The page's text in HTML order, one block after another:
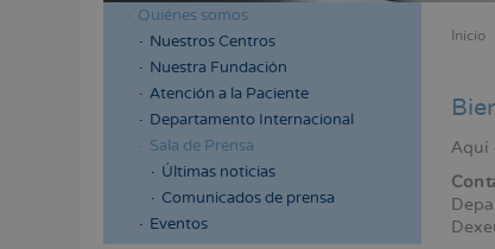
Menú
lateral
cabecera
Quiénes somos
Nuestros Centros
Nuestra Fundación
Atención a la Paciente
Departamento Internacional
Sala de Prensa
Últimas noticias
Comunicados de prensa
Eventos
de
a
la
Inicio
Aquí